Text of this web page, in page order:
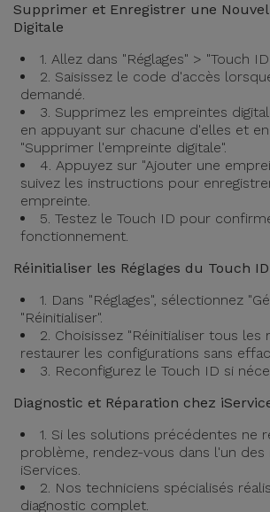
Supprimer et Enregistrer une
Digitale
1. Allez dans "Réglages" > "Touch
2. Saisissez le code d'accès
demandé.
3. Supprimez les empreintes
en appuyant sur chacune d'elles et
"Supprimer l'empreinte digitale".
4. Appuyez sur "Ajouter une
suivez les instructions pour
empreinte.
5. Testez le Touch ID pour
fonctionnement.
Réinitialiser les Réglages du Touch ID
1. Dans "Réglages", sélectionnez
"Réinitialiser".
2. Choisissez "Réinitialiser tous les
restaurer les configurations sans
3. Reconfigurez le Touch ID si
Diagnostic et Réparation chez
1. Si les solutions précédentes ne
problème, rendez-vous dans l'un des
iServices.
2. Nos techniciens spécialisés
diagnostic complet.